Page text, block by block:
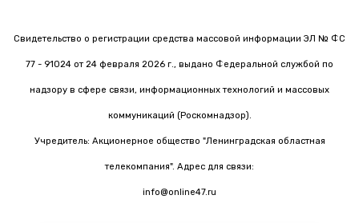
Свидетельство о регистрации средства массовой информации ЭЛ № ФС
77 - 91024 от 24 февраля 2026 г., выдано Федеральной службой по
надзору в сфере связи, информационных технологий и массовых
коммуникаций (Роскомнадзор).
Учредитель: Акционерное общество "Ленинградская областная
телекомпания". Адрес для связи:
info@online47.ru